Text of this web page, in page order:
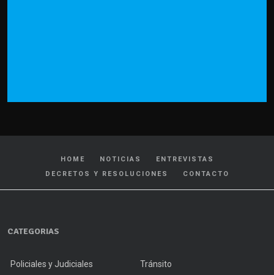
HOME NOTICIAS
ENTREVISTAS
DECRETOS Y RESOLUCIONES
CONTACTO
CATEGORIAS
Policiales y Judiciales Tránsito